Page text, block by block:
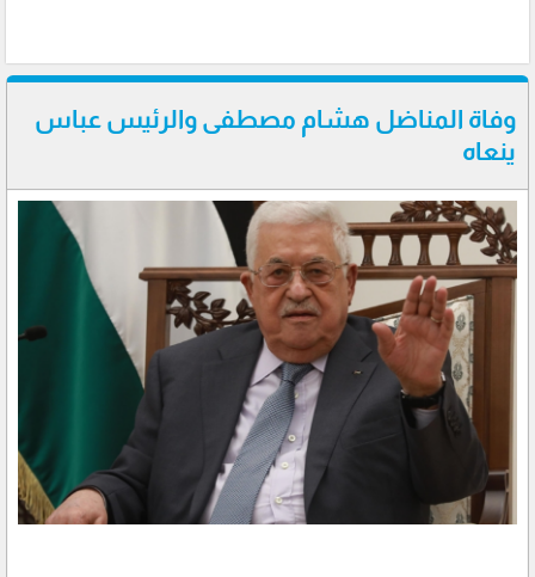
وفاة المناضل هشام مصطفى والرئيس عباس
ينعاه